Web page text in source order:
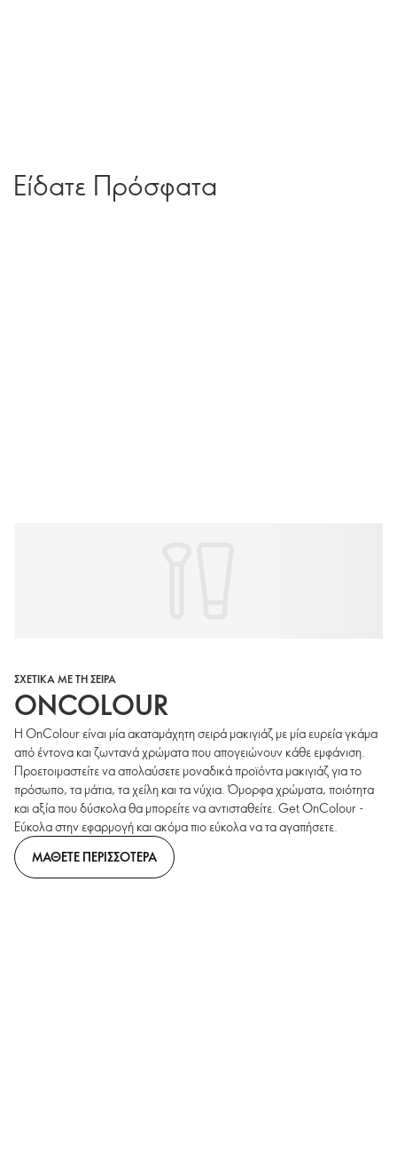
Είδατε Πρόσφατα
ΣΧΕΤΙΚΑ ΜΕ ΤΗ ΣΕΙΡΑ
ONCOLOUR
Η OnColour είναι μία ακαταμάχητη σειρά μακιγιάζ με μία ευρεία γκάμα
από έντονα και ζωντανά χρώματα που απογειώνουν κάθε εμφάνιση.
Προετοιμαστείτε να απολαύσετε μοναδικά προϊόντα μακιγιάζ για το
πρόσωπο, τα μάτια, τα χείλη και τα νύχια. Όμορφα χρώματα, ποιότητα
και αξία που δύσκολα θα μπορείτε να αντισταθείτε. Get OnColour -
Εύκολα στην εφαρμογή και ακόμα πιο εύκολα να τα αγαπήσετε.
ΜΑΘΕΤΕ ΠΕΡΙΣΣΟΤΕΡΑ